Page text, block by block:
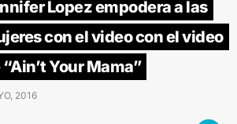
Lopez empodera a las
con el video con el video
Your Mama”
2016